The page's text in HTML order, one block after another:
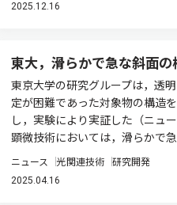
2025.12.16
東大，滑らかで急な斜面
東京大学の研究グループは，透
定が困難であった対象物の構造
し，実験により実証した（ニュ
顕微技術においては，滑らかで
ニュース 光関連技術 研究開発
2025.04.16